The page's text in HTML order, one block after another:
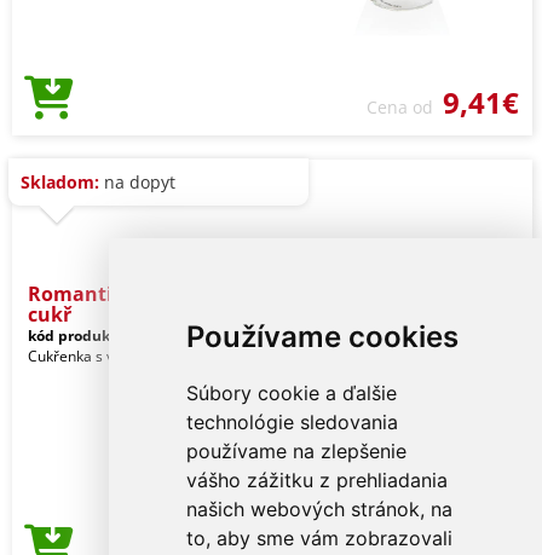
Používame cookies
Súbory cookie a ďalšie
technológie sledovania
používame na zlepšenie
vášho zážitku z prehliadania
našich webových stránok, na
to, aby sme vám zobrazovali
Cena od 9,41€
Skladom: na dopyt
Romantic set - cukřenka -
cukř
kód produktu:
HPD_301
Cukřenka s víčekm